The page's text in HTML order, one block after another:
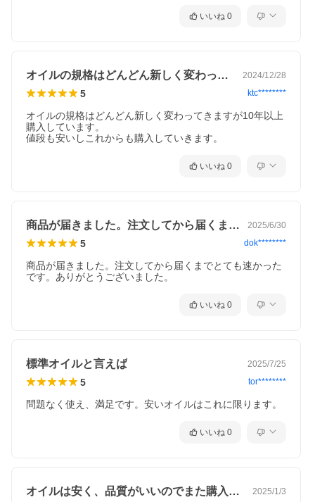
いいね 0
オイルの規格はどんどん新しく変わってき… 2024/12/28
5 ktc********
オイルの規格はどんどん新しく変わってきますが10年以上
購入しています。
値段も安いしこれからも購入していきます。
いいね 0
商品が届きました。注文してから届くまで… 2025/6/30
5 dok********
商品が届きました。注文してから届くまでとても速かった
です。ありがとうございました。
いいね 0
標準オイルと言えば 2025/7/25
5 tor********
問題なく使え、満足です。安いオイルはこれに限ります。
いいね 0
オイルは安く、品質がいいのでまた購入し… 2025/1/3